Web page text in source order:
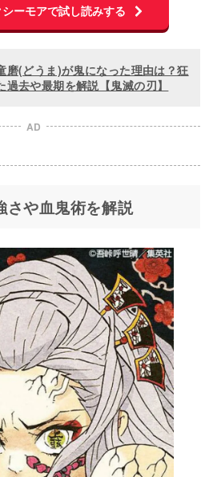
ーモアで試し読みする
磨(どうま)が鬼になった理由は？狂
過去や最期を解説【鬼滅の刃】
AD
さや血鬼術を解説